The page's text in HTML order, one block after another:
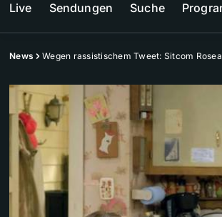
Live Sendungen Suche
News Wegen rassistischem Tweet: Sitcom